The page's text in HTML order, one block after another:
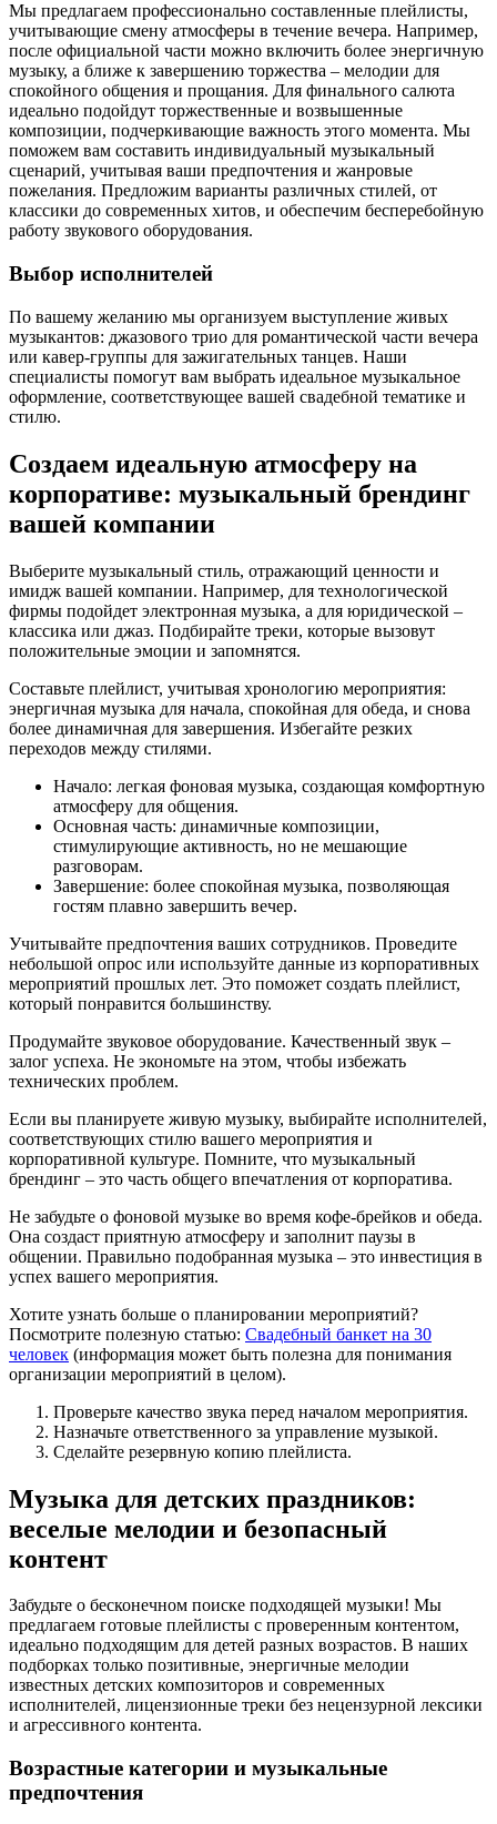
Мы предлагаем профессионально составленные плейлисты,
учитывающие смену атмосферы в течение вечера. Например,
после официальной части можно включить более энергичную
музыку, а ближе к завершению торжества – мелодии для
спокойного общения и прощания. Для финального салюта
идеально подойдут торжественные и возвышенные
композиции, подчеркивающие важность этого момента. Мы
поможем вам составить индивидуальный музыкальный
сценарий, учитывая ваши предпочтения и жанровые
пожелания. Предложим варианты различных стилей, от
классики до современных хитов, и обеспечим бесперебойную
работу звукового оборудования.
Выбор исполнителей
По вашему желанию мы организуем выступление живых
музыкантов: джазового трио для романтической части вечера
или кавер-группы для зажигательных танцев. Наши
специалисты помогут вам выбрать идеальное музыкальное
оформление, соответствующее вашей свадебной тематике и
стилю.
Создаем идеальную атмосферу на
корпоративе: музыкальный брендинг
вашей компании
Выберите музыкальный стиль, отражающий ценности и
имидж вашей компании. Например, для технологической
фирмы подойдет электронная музыка, а для юридической –
классика или джаз. Подбирайте треки, которые вызовут
положительные эмоции и запомнятся.
Составьте плейлист, учитывая хронологию мероприятия:
энергичная музыка для начала, спокойная для обеда, и снова
более динамичная для завершения. Избегайте резких
переходов между стилями.
Начало: легкая фоновая музыка, создающая комфортную
атмосферу для общения.
Основная часть: динамичные композиции,
стимулирующие активность, но не мешающие
разговорам.
Завершение: более спокойная музыка, позволяющая
гостям плавно завершить вечер.
Учитывайте предпочтения ваших сотрудников. Проведите
небольшой опрос или используйте данные из корпоративных
мероприятий прошлых лет. Это поможет создать плейлист,
который понравится большинству.
Продумайте звуковое оборудование. Качественный звук –
залог успеха. Не экономьте на этом, чтобы избежать
технических проблем.
Если вы планируете живую музыку, выбирайте исполнителей,
соответствующих стилю вашего мероприятия и
корпоративной культуре. Помните, что музыкальный
брендинг – это часть общего впечатления от корпоратива.
Не забудьте о фоновой музыке во время кофе-брейков и обеда.
Она создаст приятную атмосферу и заполнит паузы в
общении. Правильно подобранная музыка – это инвестиция в
успех вашего мероприятия.
Хотите узнать больше о планировании мероприятий?
Посмотрите полезную статью: Свадебный банкет на 30
человек (информация может быть полезна для понимания
организации мероприятий в целом).
Проверьте качество звука перед началом мероприятия.
Назначьте ответственного за управление музыкой.
Сделайте резервную копию плейлиста.
Музыка для детских праздников:
веселые мелодии и безопасный
контент
Забудьте о бесконечном поиске подходящей музыки! Мы
предлагаем готовые плейлисты с проверенным контентом,
идеально подходящим для детей разных возрастов. В наших
подборках только позитивные, энергичные мелодии
известных детских композиторов и современных
исполнителей, лицензионные треки без нецензурной лексики
и агрессивного контента.
Возрастные категории и музыкальные
предпочтения